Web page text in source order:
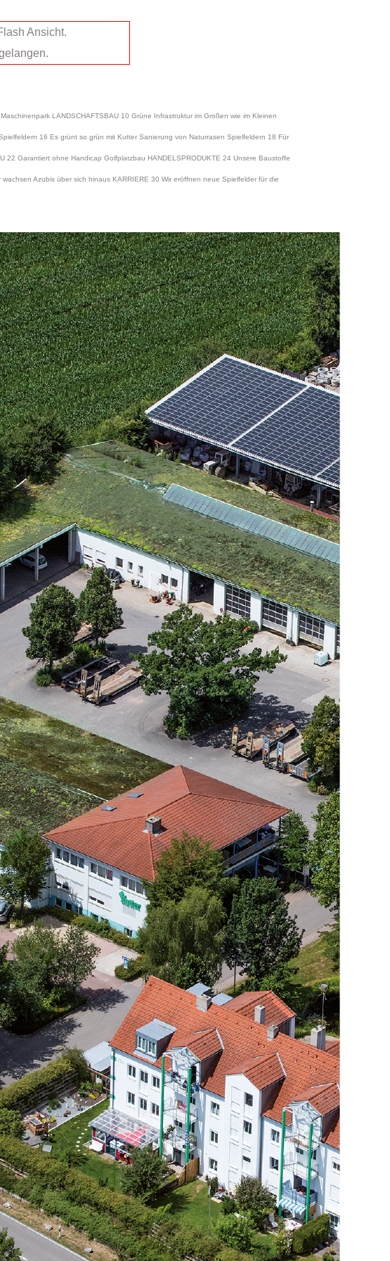
LANDSCHAFTSBAU 10 Grüne Infrastruktur im Großen wie im Kleinen
16 Es grünt so grün mit Kutter Sanierung von Naturrasen Spielfeldern 18 Für
Garantiert ohne Handicap Golfplatzbau HANDELSPRODUKTE 24 Unsere Baustoffe
Azubis über sich hinaus KARRIERE 30 Wir eröffnen neue Spielfelder für die
Ansicht.